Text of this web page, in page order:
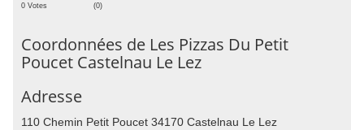
0 Votes (0)
Coordonnées de Les Pizzas Du Petit
Poucet Castelnau Le Lez
Adresse
110 Chemin Petit Poucet 34170 Castelnau Le Lez